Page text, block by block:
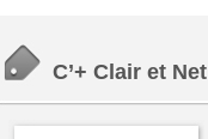
C’+ Clair et Net